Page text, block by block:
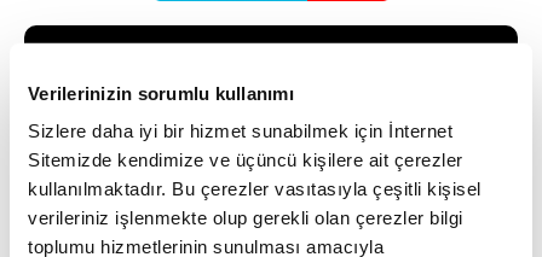
Verilerinizin sorumlu kullanımı
Sizlere daha iyi bir hizmet sunabilmek için İnternet
Sitemizde kendimize ve üçüncü kişilere ait çerezler
kullanılmaktadır. Bu çerezler vasıtasıyla çeşitli kişisel
verileriniz işlenmekte olup gerekli olan çerezler bilgi
toplumu hizmetlerinin sunulması amacıyla